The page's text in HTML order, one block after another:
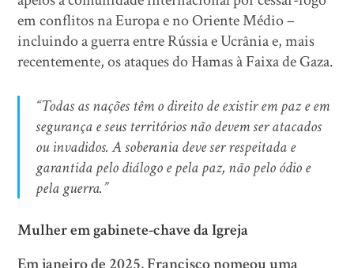
em conflitos na Europa e no Oriente Médio –
incluindo a guerra entre Rússia e Ucrânia e, mais
recentemente, os ataques do Hamas à Faixa de Gaza.
“Todas as nações têm o direito de existir em paz e em
segurança e seus territórios não devem ser atacados
ou invadidos. A soberania deve ser respeitada e
garantida pelo diálogo e pela paz, não pelo ódio e
pela guerra.”
Mulher em gabinete-chave da Igreja